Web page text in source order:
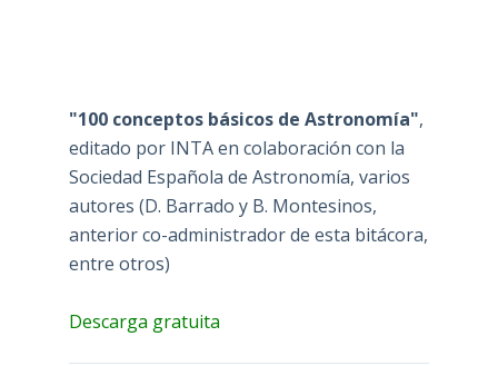
"100 conceptos básicos de Astronomía",
editado por INTA en colaboración con la
Sociedad Española de Astronomía, varios
autores (D. Barrado y B. Montesinos,
anterior co-administrador de esta bitácora,
entre otros)
Descarga gratuita